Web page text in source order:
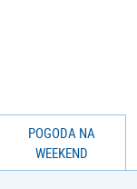
POGODA NA
WEEKEND